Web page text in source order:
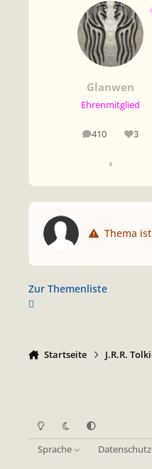
Glanwen
Ehrenmitglied
410
Beiträge 3
♀
Thema
Zur Themenliste
Startseite J.R.R.
Heller ModusDunkler Modus
Systemeinstellung
Sprache